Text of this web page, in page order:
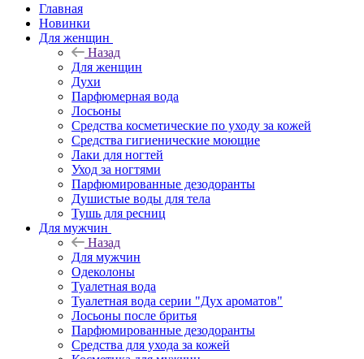
Главная
Новинки
Для женщин
Назад
Для женщин
Духи
Парфюмерная вода
Лосьоны
Средства косметические по уходу за кожей
Средства гигиенические моющие
Лаки для ногтей
Уход за ногтями
Парфюмированные дезодоранты
Душистые воды для тела
Тушь для ресниц
Для мужчин
Назад
Для мужчин
Одеколоны
Туалетная вода
Туалетная вода серии "Дух ароматов"
Лосьоны после бритья
Парфюмированные дезодоранты
Средства для ухода за кожей